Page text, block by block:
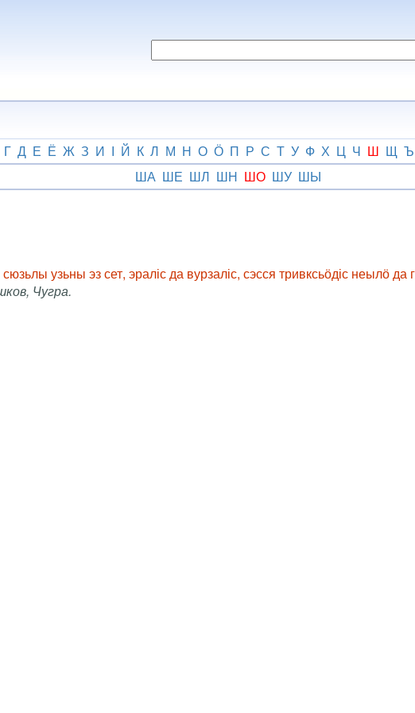
Г Д Е Ё Ж З И І Й К Л М Н О Ӧ П Р С Т У Ф Х Ц Ч Ш Щ Ъ
ША ШЕ ШЛ ШН ШО ШУ ШЫ
узьны эз сет, эраліс да вурзаліс, сэсся тривксьӧдіс неылӧ
Чугра.